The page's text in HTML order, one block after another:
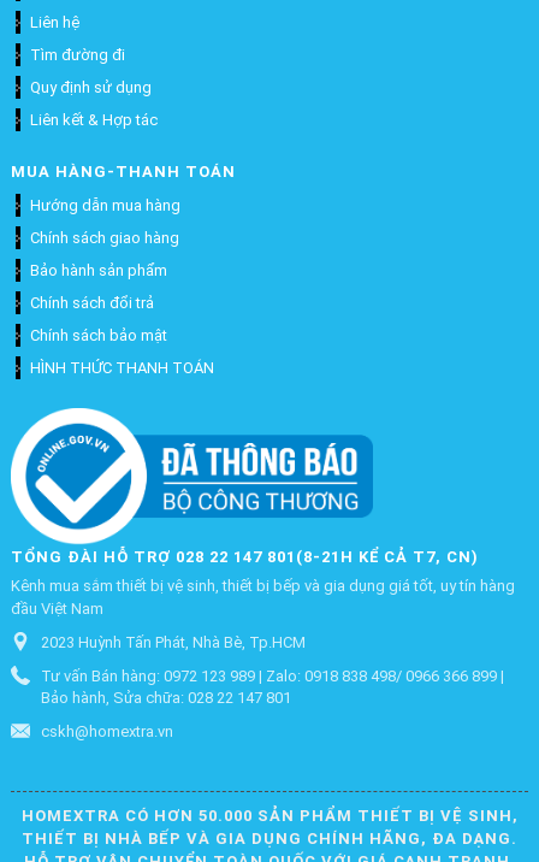
Liên hệ
Tìm đường đi
Quy định sử dụng
Liên kết & Hợp tác
MUA HÀNG-THANH TOÁN
Hướng dẫn mua hàng
Chính sách giao hàng
Bảo hành sản phẩm
Chính sách đổi trả
Chính sách bảo mật
HÌNH THỨC THANH TOÁN
TỔNG ĐÀI HỖ TRỢ 028 22 147 801(8-21H KỂ CẢ T7, CN)
Kênh mua sắm thiết bị vệ sinh, thiết bị bếp và gia dụng giá tốt, uy tín hàng
đầu Việt Nam
2023 Huỳnh Tấn Phát, Nhà Bè, Tp.HCM
Tư vấn Bán hàng: 0972 123 989 | Zalo: 0918 838 498/ 0966 366 899 |
Bảo hành, Sửa chữa: 028 22 147 801
cskh@homextra.vn
HOMEXTRA CÓ HƠN 50.000 SẢN PHẨM THIẾT BỊ VỆ SINH,
THIẾT BỊ NHÀ BẾP VÀ GIA DỤNG CHÍNH HÃNG, ĐA DẠNG.